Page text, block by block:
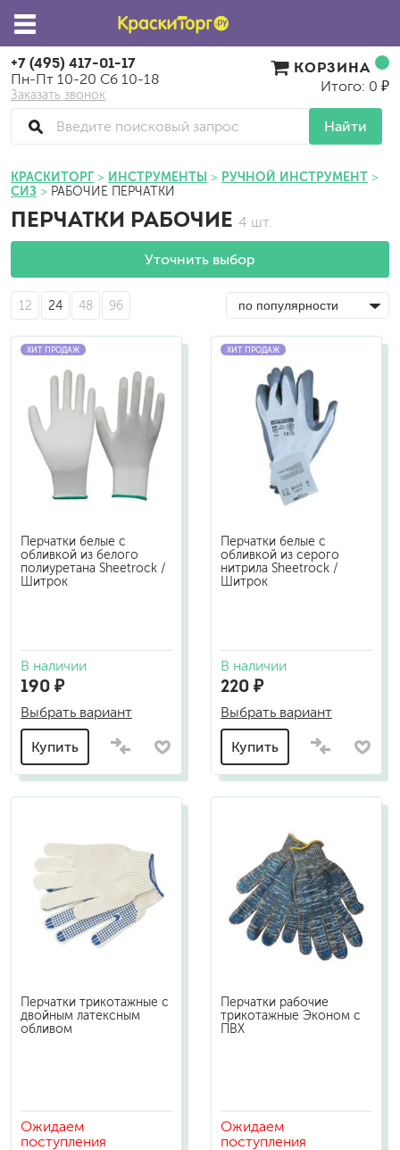
+7 (495) 417-01-17
Пн-Пт 10-20 Сб 10-18
Заказать звонок
Найти
КОРЗИНА
Итого: 0 ₽
КРАСКИТОРГ ИНСТРУМЕНТЫ
РУЧНОЙ ИНСТРУМЕНТ
СИЗ
РАБОЧИЕ ПЕРЧАТКИ
ПЕРЧАТКИ РАБОЧИЕ 4 шт.
Уточнить выбор
12 24 48 96
ХИТ ПРОДАЖ
Перчатки белые с
обливкой из белого
полиуретана Sheetrock /
Шитрок
В наличии
190 ₽
Выбрать вариант
Купить
ХИТ ПРОДАЖ
Перчатки белые с
обливкой из серого
нитрила Sheetrock /
Шитрок
В наличии
220 ₽
Выбрать вариант
Купить
Перчатки трикотажные с
двойным латексным
обливом
Ожидаем
поступления
Перчатки рабочие
трикотажные Эконом с
ПВХ
Ожидаем
поступления